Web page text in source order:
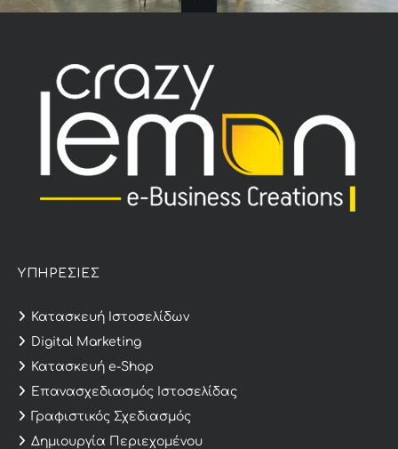
ΥΠΗΡΕΣΙΕΣ
Κατασκευή Ιστοσελίδων
Digital Marketing
Κατασκευή e-Shop
Επανασχεδιασμός Ιστοσελίδας
Γραφιστικός Σχεδιασμός
Δημιουργία Περιεχομένου